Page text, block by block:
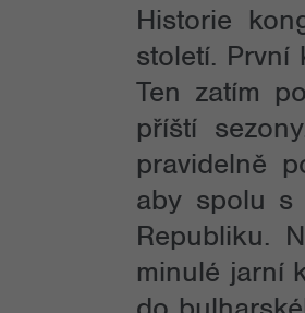
Historie
století.
Ten zatím
příští
pravidelně
aby spolu s
Republiku.
minulé jarní